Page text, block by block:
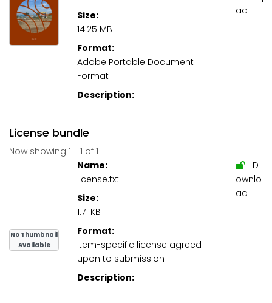
Size:
14.25 MB
Format:
Adobe Portable Document
Format
Description:
ad
License bundle
Now showing 1 - 1 of 1
No Thumbnail
Available
Name:
license.txt
Size:
1.71 KB
Format:
Item-specific license agreed
upon to submission
Description:
D
ownlo
ad